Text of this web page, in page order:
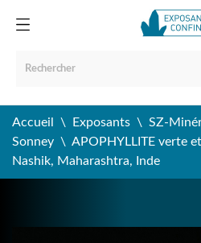
Accueil Exposants
SZ-
Sonney
APOPHYLLITE verte
Nashik, Maharashtra, Inde